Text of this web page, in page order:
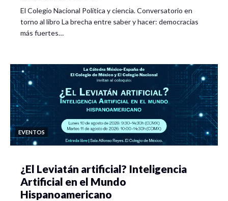
El Colegio Nacional Política y ciencia. Conversatorio en
torno al libro La brecha entre saber y hacer: democracias
más fuertes…
EVENTOS
¿El Leviatán artificial? Inteligencia
Artificial en el Mundo
Hispanoamericano